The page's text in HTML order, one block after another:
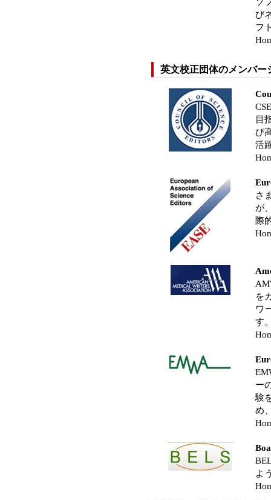
び
フ
英文校正団体のメンバー
目
び
活
さ
が
際
を
ワ
す
ー
験
め
よ